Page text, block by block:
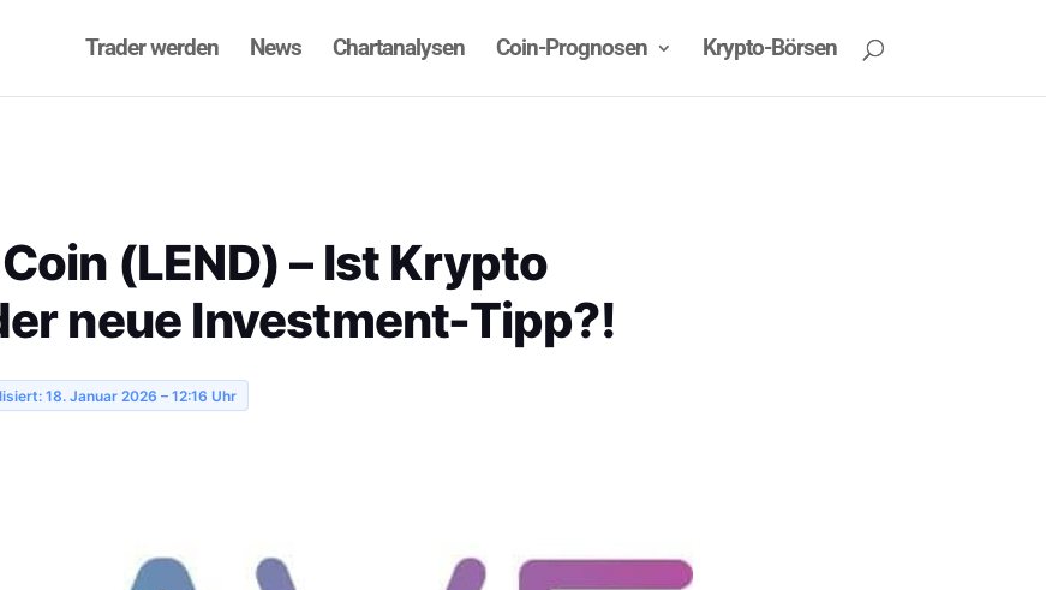
Trader werden News Chartanalysen Coin-Prognosen Krypto-Börsen
(LEND) – Ist Krypto
neue Investment-Tipp?!
18. Januar 2026 – 12:16 Uhr